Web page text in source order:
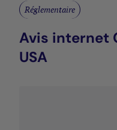
Réglementaire
Avis internet
USA